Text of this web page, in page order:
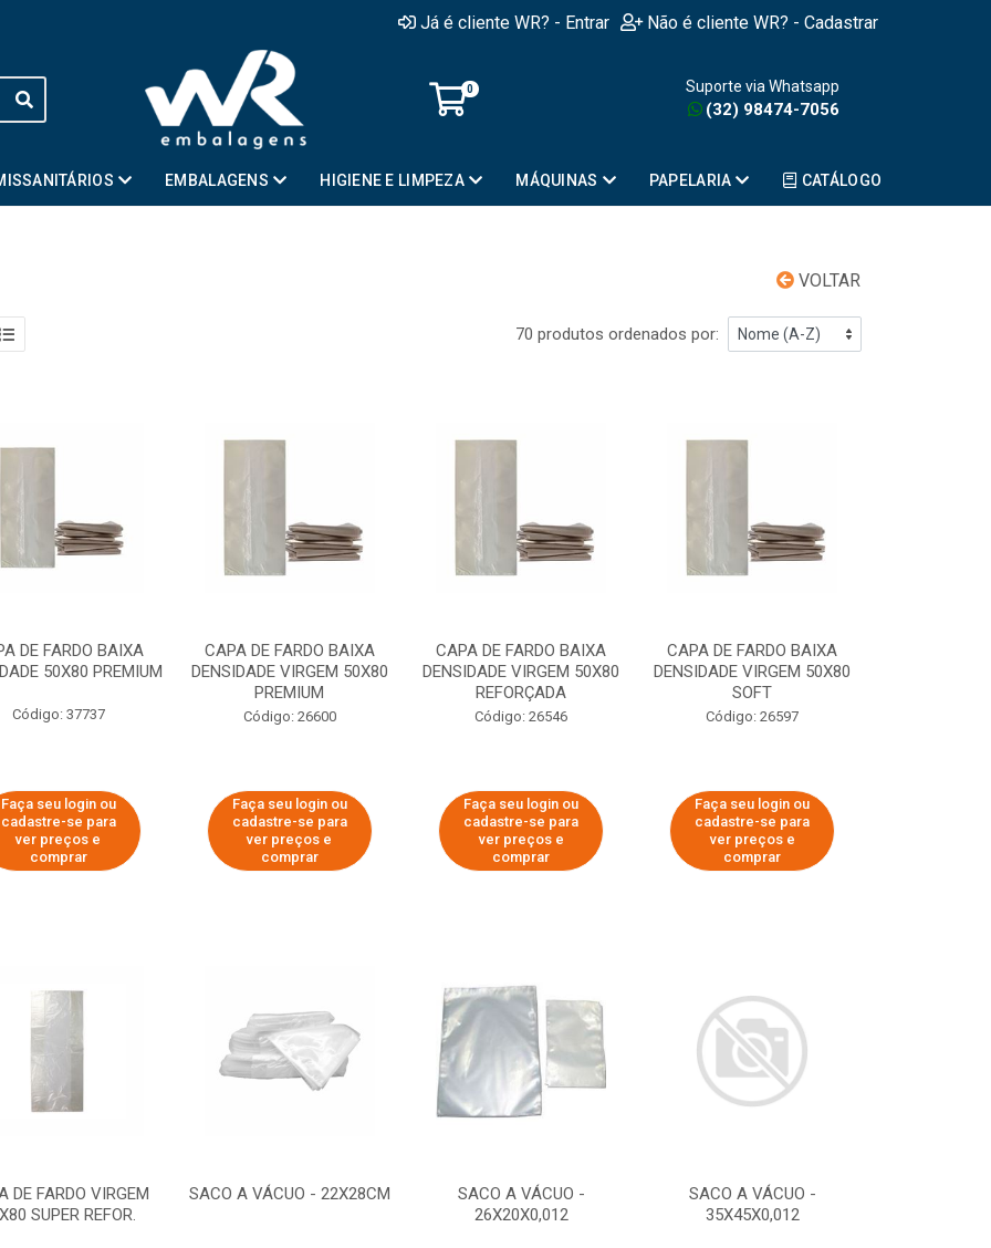
Já é cliente WR? - Entrar Não é cliente WR? - Cadastrar
0 Suporte via Whatsapp
(32) 98474-7056
EMBALAGENS HIGIENE E LIMPEZA MÁQUINAS PAPELARIA CATÁLOGO
VOLTAR
70 produtos ordenados por:
DE FARDO BAIXA
50X80 PREMIUM
Código: 37737
Faça seu login ou
cadastre-se para
ver preços e
comprar
CAPA DE FARDO BAIXA
DENSIDADE VIRGEM 50X80
PREMIUM
Código: 26600
Faça seu login ou
cadastre-se para
ver preços e
comprar
CAPA DE FARDO BAIXA
DENSIDADE VIRGEM 50X80
REFORÇADA
Código: 26546
Faça seu login ou
cadastre-se para
ver preços e
comprar
CAPA DE FARDO BAIXA
DENSIDADE VIRGEM 50X80
SOFT
Código: 26597
Faça seu login ou
cadastre-se para
ver preços e
comprar
DE FARDO VIRGEM
SUPER REFOR.
SACO A VÁCUO - 22X28CM
SACO A VÁCUO -
26X20X0,012
SACO A VÁCUO -
35X45X0,012